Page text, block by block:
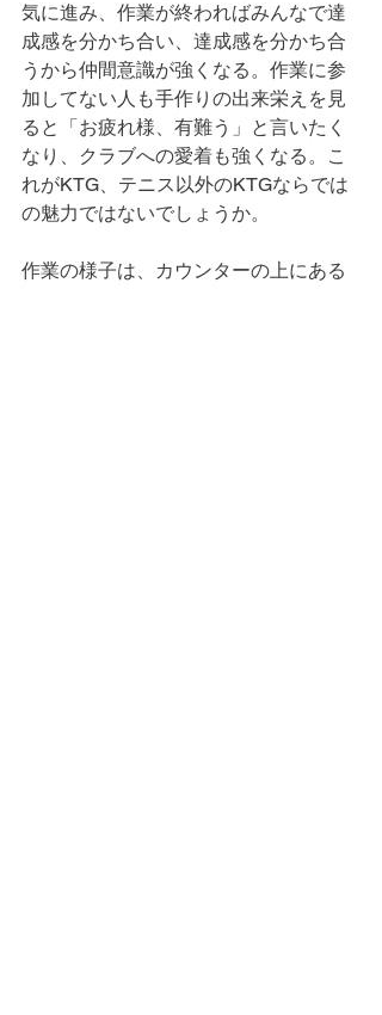
気に進み、作業が終わればみんなで達
成感を分かち合い、達成感を分かち合
うから仲間意識が強くなる。作業に参
加してない人も手作りの出来栄えを見
ると「お疲れ様、有難う」と言いたく
なり、クラブへの愛着も強くなる。こ
れがKTG、テニス以外のKTGならでは
の魅力ではないでしょうか。
作業の様子は、カウンターの上にある